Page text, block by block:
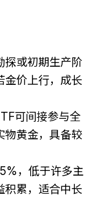
探或初期生产阶
金价上行，成长
可间接参与全
物黄金，具备较
，低于许多主
积累，适合中长